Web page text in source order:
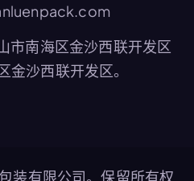
市南海区金沙西联开发区
金沙西联开发区。
装有限公司。保留所有权